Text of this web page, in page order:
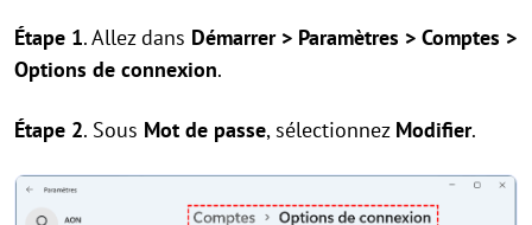
Étape 1. Allez dans Démarrer > Paramètres > Comptes >
Options de connexion.
Étape 2. Sous Mot de passe, sélectionnez Modifier.